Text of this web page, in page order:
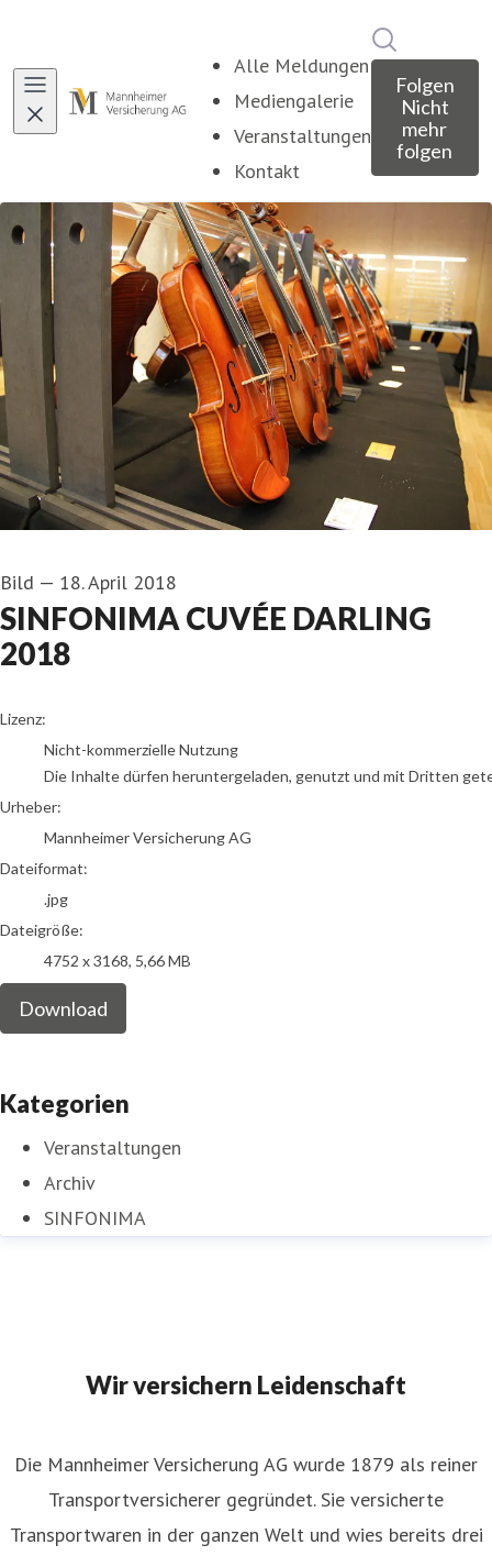
Alle Meldungen
Mediengalerie
Veranstaltungen
Kontakt
Folgen
Nicht
mehr
folgen
Bild — 18. April 2018
SINFONIMA CUVÉE DARLING
2018
Mannheimer Versicherung AG
Lizenz:
Nicht-kommerzielle Nutzung
Die Inhalte dürfen heruntergeladen, genutzt und mit Dritten
Urheber:
Mannheimer Versicherung AG
Dateiformat:
.jpg
Dateigröße:
4752 x 3168, 5,66 MB
Download
Kategorien
Veranstaltungen
Archiv
SINFONIMA
Wir versichern Leidenschaft
Die Mannheimer Versicherung AG wurde 1879 als reiner
Transportversicherer gegründet. Sie versicherte
Transportwaren in der ganzen Welt und wies bereits drei